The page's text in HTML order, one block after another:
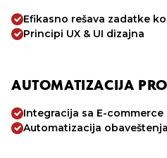
Efikasno rešava zadatke
Principi UX & UI dizajna
AUTOMATIZACIJA
Integracija sa E-commerce
Automatizacija